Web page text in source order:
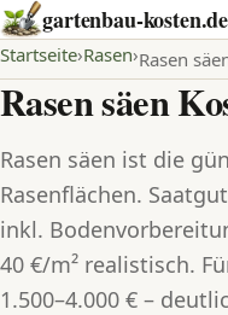
gartenbau-kosten.de
Startseite Rasen Rasen
Rasen säen
Rasen säen ist die
Rasenflächen.
inkl.
40 €/m² realistisch.
1.500–4.000 € –